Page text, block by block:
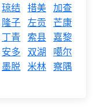
琼结 措美 加查
隆子 左贡 芒康
丁青 索县 嘉黎
安多 双湖
噶尔
墨脱 米林 察隅